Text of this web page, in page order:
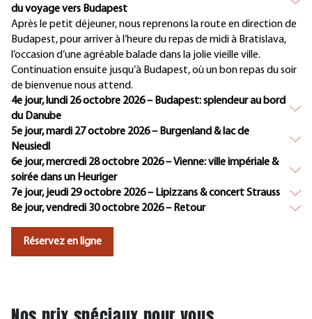
du voyage vers Budapest
Après le petit déjeuner, nous reprenons la route en direction de
Budapest, pour arriver à l’heure du repas de midi à Bratislava,
l’occasion d’une agréable balade dans la jolie vieille ville.
Continuation ensuite jusqu’à Budapest, où un bon repas du soir
de bienvenue nous attend.
4e jour, lundi 26 octobre 2026 – Budapest: splendeur au bord
du Danube
5e jour, mardi 27 octobre 2026 – Burgenland & lac de
Neusiedl
6e jour, mercredi 28 octobre 2026 – Vienne: ville impériale &
soirée dans un Heuriger
7e jour, jeudi 29 octobre 2026 – Lipizzans & concert Strauss
8e jour, vendredi 30 octobre 2026 – Retour
Réservez en ligne